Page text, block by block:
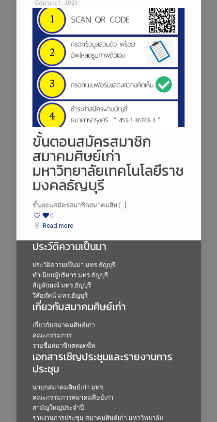
มิถุนายน 1, 2021
ขั้นตอนสมัครสมาชิก
สมาคมศิษย์เก่า
มหาวิทยาลัยเทคโนโลยีราช
มงคลธัญบุรี
ขั้นตอนสมัครสมาชิกสมาคมศิษ […]
0
Read more
ประวัติความเป็นมา
ประวัติความเป็นมา มทร.ธัญบุรี
ทำเนียบผู้บริหาร มทร.ธัญบุรี
สัญลักษณ์ มทร.ธัญบุรี
วิสัยทัศน์ มทร.ธัญบุรี
เกี่ยวกับสมาคมศิษย์เก่า
เกี่ยวกับสมาคมศิษย์เก่า
คณะกรรมการ
รายชื่อสมาชิกตลอดชีพ
เอกสารเชิญประชุมและรายงานการ
ประชุม
นายกสมาคมศิษย์เก่า มทร.
คณะกรรมการสมาคมศิษย์เก่า
สามัญใหญ่ประจำปี
รายงานการประชุม สมาคมศิษย์เก่า มหาวิทยาลัย